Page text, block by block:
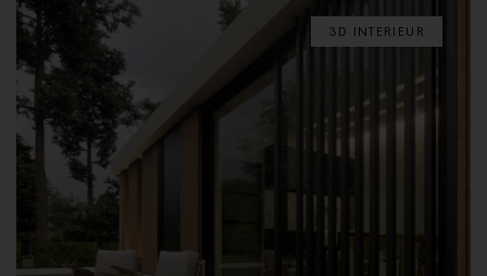
3D INTERIEUR